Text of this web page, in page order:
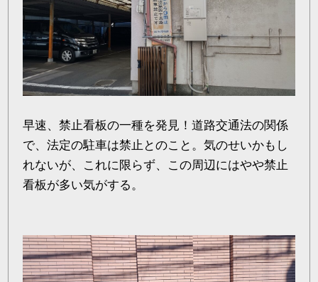
早速、禁止看板の一種を発見！道路交通法の関係
で、法定の駐車は禁止とのこと。気のせいかもし
れないが、これに限らず、この周辺にはやや禁止
看板が多い気がする。